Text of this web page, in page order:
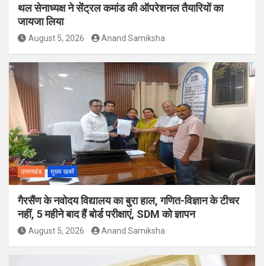
थल सेनाध्यक्ष ने सेंट्रल कमांड की ऑपरेशनल तैयारियों का
जायजा लिया
August 5, 2026 Anand Samiksha
उत्तराखंड मुख्य खबरें
गैरसैंण के नवोदय विद्यालय का बुरा हाल, गणित-विज्ञान के टीचर
नहीं, 5 महीने बाद हैं बोर्ड परीक्षाएं, SDM को ज्ञापन
August 5, 2026 Anand Samiksha